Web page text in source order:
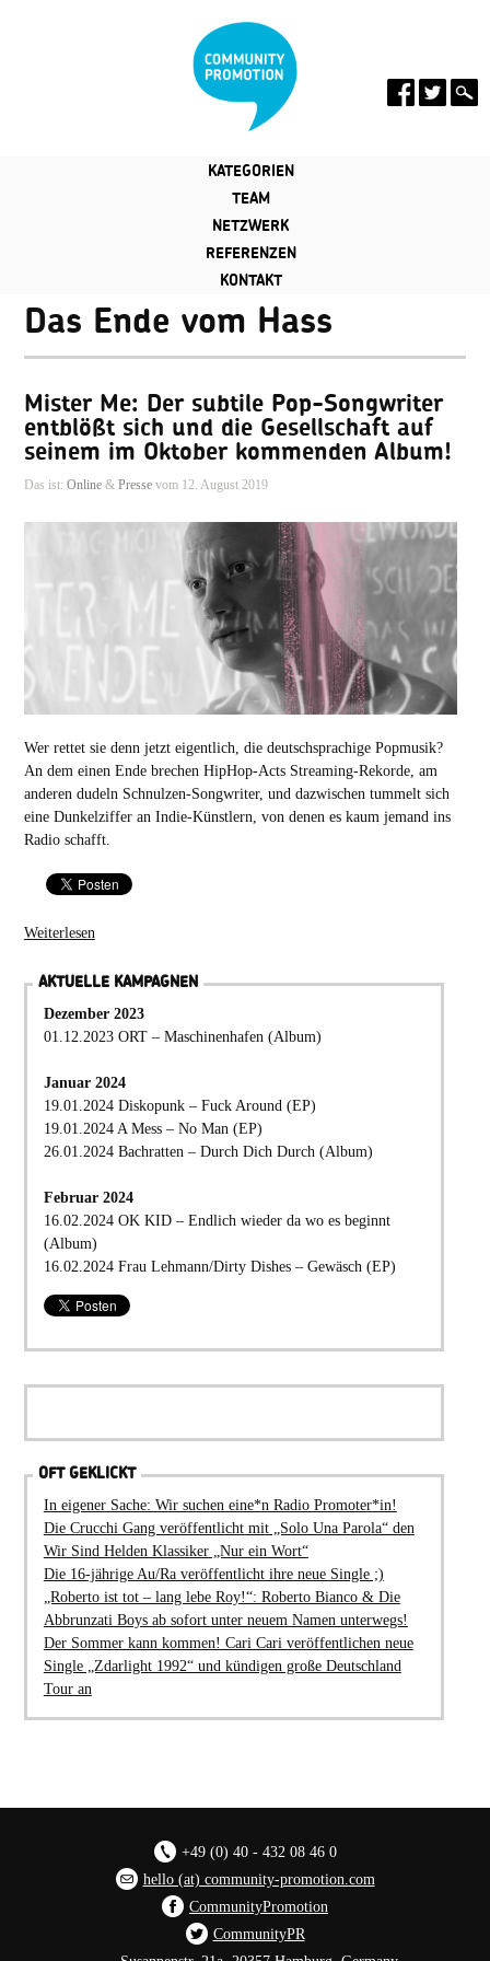
KATEGORIEN
TEAM
NETZWERK
REFERENZEN
KONTAKT
Das Ende vom Hass
Mister Me: Der subtile Pop-Songwriter
entblößt sich und die Gesellschaft auf
seinem im Oktober kommenden Album!
Das ist: Online& Pressevom 12. August 2019
Wer rettet sie denn jetzt eigentlich, die deutschsprachige Popmusik?
An dem einen Ende brechen HipHop-Acts Streaming-Rekorde, am
anderen dudeln Schnulzen-Songwriter, und dazwischen tummelt sich
eine Dunkelziffer an Indie-Künstlern, von denen es kaum jemand ins
Radio schafft.
Weiterlesen
AKTUELLE KAMPAGNEN
Dezember 2023
01.12.2023 ORT – Maschinenhafen (Album)
Januar 2024
19.01.2024 Diskopunk – Fuck Around (EP)
19.01.2024 A Mess – No Man (EP)
26.01.2024 Bachratten – Durch Dich Durch (Album)
Februar 2024
16.02.2024 OK KID – Endlich wieder da wo es beginnt
(Album)
16.02.2024 Frau Lehmann/Dirty Dishes – Gewäsch (EP)
OFT GEKLICKT
In eigener Sache: Wir suchen eine*n Radio Promoter*in!
Die Crucchi Gang veröffentlicht mit „Solo Una Parola“ den
Wir Sind Helden Klassiker „Nur ein Wort“
Die 16-jährige Au/Ra veröffentlicht ihre neue Single ;)
„Roberto ist tot – lang lebe Roy!“: Roberto Bianco & Die
Abbrunzati Boys ab sofort unter neuem Namen unterwegs!
Der Sommer kann kommen! Cari Cari veröffentlichen neue
Single „Zdarlight 1992“ und kündigen große Deutschland
Tour an
+49 (0) 40 - 432 08 46 0
hello (at) community-promotion.com
CommunityPromotion
CommunityPR